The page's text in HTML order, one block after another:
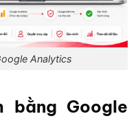
Analytics
bằng Google